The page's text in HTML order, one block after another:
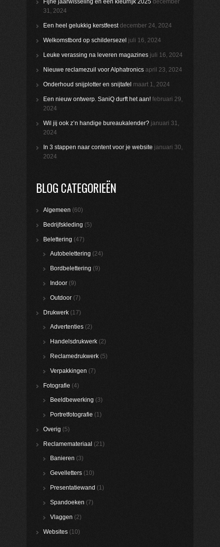
31, 2024
Een heel gelukkig kerstfeest december 24, 2024
Welkomstbord op schildersezel juli 16, 2024
Leuke verassing na leveren magazines juli 16, 2024
Nieuwe reclamezuil voor Alphatronics april 23, 2024
Onderhoud snijplotter en snijtafel maart 1, 2024
Een nieuw ontwerp. SaniQ durft het aan! februari 29,
2024
Wil jij ook z’n handige bureaukalender? januari 31,
2024
In 3 stappen naar content voor je website januari 30,
2024
BLOG CATEGORIEËN
Algemeen (60)
Bedrijfskleding (5)
Belettering (47)
Autobelettering (24)
Bordbelettering (9)
Indoor (9)
Outdoor (7)
Drukwerk (17)
Advertenties (2)
Handelsdrukwerk (2)
Reclamedrukwerk (5)
Verpakkingen (7)
Fotografie (4)
Beeldbewerking (3)
Portretfotografie (1)
Overig (5)
Reclamemateriaal (21)
Banieren (3)
Gevelletters (10)
Presentatiewand (1)
Spandoeken (7)
Vlaggen (2)
Websites (10)